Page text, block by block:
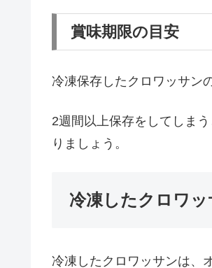
賞味期限の目安
冷凍保存したクロワッサン
2週間以上保存をしてしま
りましょう。
冷凍したクロワ
冷凍したクロワッサンは、